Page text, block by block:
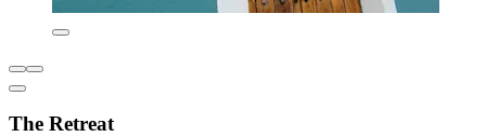
The Retreat